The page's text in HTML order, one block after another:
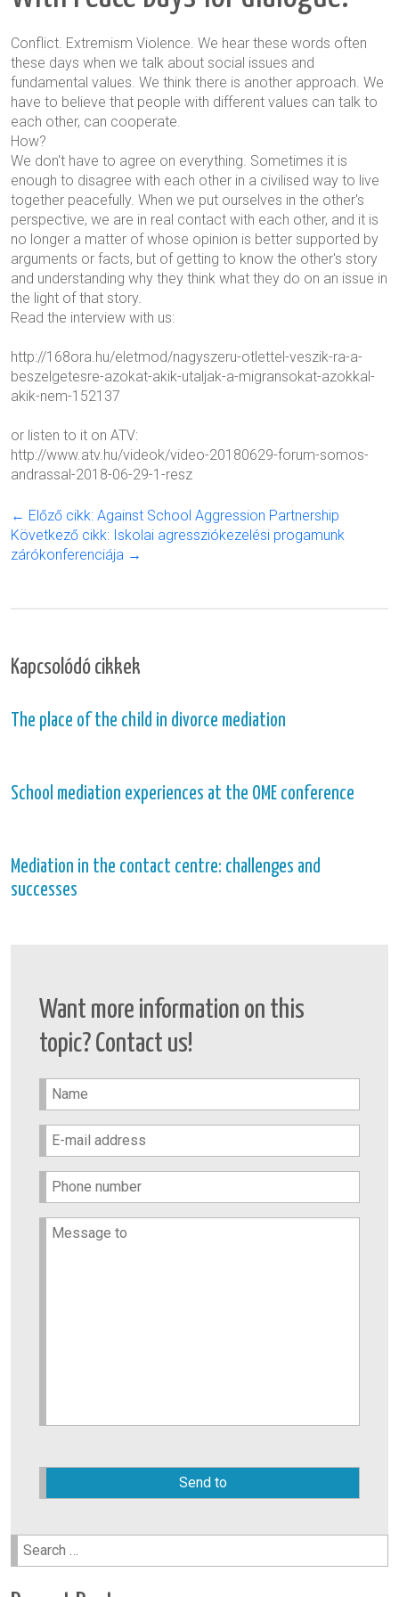
Conflict. Extremism Violence. We hear these words often
these days when we talk about social issues and
fundamental values. We think there is another approach. We
have to believe that people with different values can talk to
each other, can cooperate.
How?
We don't have to agree on everything. Sometimes it is
enough to disagree with each other in a civilised way to live
together peacefully. When we put ourselves in the other's
perspective, we are in real contact with each other, and it is
no longer a matter of whose opinion is better supported by
arguments or facts, but of getting to know the other's story
and understanding why they think what they do on an issue in
the light of that story.
Read the interview with us:
http://168ora.hu/eletmod/nagyszeru-otlettel-veszik-ra-a-
beszelgetesre-azokat-akik-utaljak-a-migransokat-azokkal-
akik-nem-152137
or listen to it on ATV:
http://www.atv.hu/videok/video-20180629-forum-somos-
andrassal-2018-06-29-1-resz
← Előző cikk: Against School Aggression Partnership
Következő cikk: Iskolai agressziókezelési progamunk
zárókonferenciája →
Kapcsolódó cikkek
The place of the child in divorce mediation
School mediation experiences at the OME conference
Mediation in the contact centre: challenges and
successes
Want more information on this
topic? Contact us!
this
empty.
Search
for: